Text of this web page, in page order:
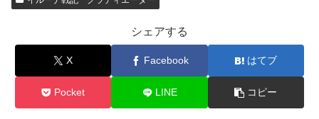
シェアする
X Facebook はてブ
Pocket LINE コピー